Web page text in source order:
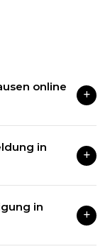
online
für Sie.
in
in